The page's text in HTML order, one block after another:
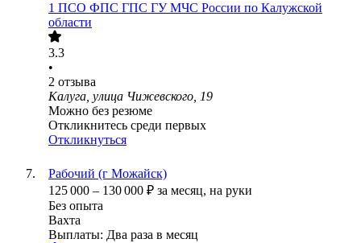
1 ПСО ФПС ГПС ГУ МЧС России по Калужской
области
3.3
•
2 отзыва
Калуга, улица Чижевского, 19
Можно без резюме
Откликнитесь среди первых
Откликнуться
Рабочий (г Можайск)
125 000 – 130 000 ₽ за месяц, на руки
Без опыта
Вахта
Выплаты: Два раза в месяц